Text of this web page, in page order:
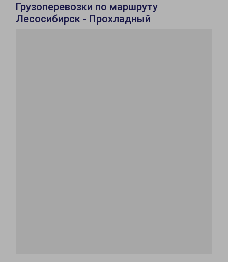
Грузоперевозки по маршруту
Лесосибирск - Прохладный